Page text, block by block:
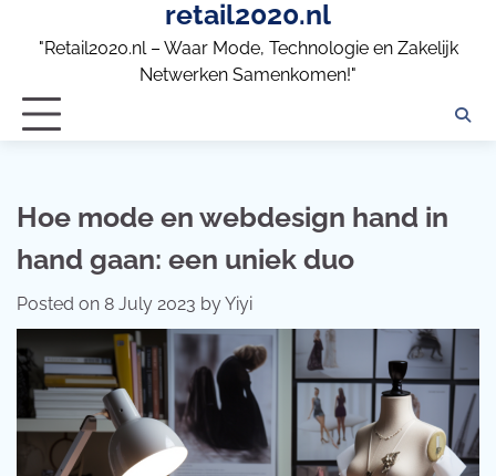
retail2020.nl
"Retail2020.nl – Waar Mode, Technologie en Zakelijk
Netwerken Samenkomen!"
Hoe mode en webdesign hand in
hand gaan: een uniek duo
Posted on 8 July 2023 byYiyi